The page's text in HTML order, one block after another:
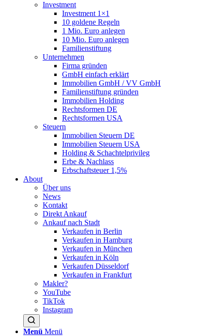
Investment
Investment 1×1
10 goldene Regeln
1 Mio. Euro anlegen
10 Mio. Euro anlegen
Familienstiftung
Unternehmen
Firma gründen
GmbH einfach erklärt
Immobilien GmbH / VV GmbH
Familienstiftung gründen
Immobilien Holding
Rechtsformen DE
Rechtsformen USA
Steuern
Immobilien Steuern DE
Immobilien Steuern USA
Holding & Schachtelprivileg
Erbe & Nachlass
Erbschaftsteuer 1,5%
About
Über uns
News
Kontakt
Direkt Ankauf
Ankauf nach Stadt
Verkaufen in Berlin
Verkaufen in Hamburg
Verkaufen in München
Verkaufen in Köln
Verkaufen Düsseldorf
Verkaufen in Frankfurt
Makler?
YouTube
TikTok
Instagram
Menü Menü